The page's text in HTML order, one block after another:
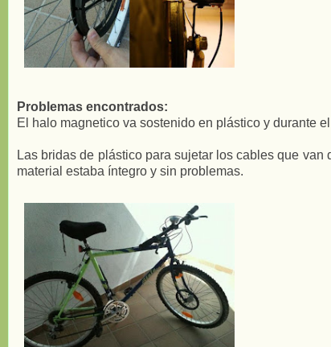
Problemas encontrados:
El halo magnetico va sostenido en plástico y durante
Las bridas de plástico para sujetar los cables que
material estaba íntegro y sin problemas.